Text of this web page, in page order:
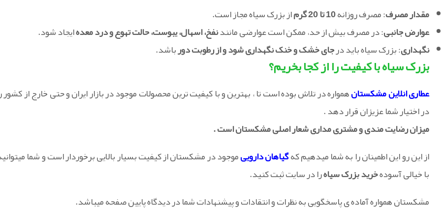
مقدار مصرف: مصرف روزانه10 تا 20 گرم
از بزرک سیاه مجاز است.
عوارض جانبی: در مصرف بیش از حد، ممکن است عوارضی مانندنفخ، اسهال، یبوست، حالت تهوع و درد معدهایجاد شود.
نگهداری: بزرک سیاه باید درجای خشک و خنک نگهداری شود و از رطوبت دورباشد.
بزرک سیاه با کیفیت را از کجا بخریم؟
عطاری انلاین مشکستانهمواره در تلاش بوده است تا ، بهترین و با کیفیت ترین محصولات موجود در بازار ایران و حتی خارج از کشور
در اختیار شما عزیزان قرار دهد .
میزان رضایت مندی و مشتری مداری شعار اصلی مشکستان است .
از این رو این اطمینان را به شما میدهیم کهگیاهان داروییموجود در مشکستان از کیفیت بسیار بالایی برخوردار است و شما
با خیالی آسودهخرید بزرک سیاهرا در سایت ثبت کنید.
مشکستان همواره آماده ی پاسخگویی به نظرات و انتقادات و پیشنهادات شما در دیدگاه پایین صفحه میباشد.